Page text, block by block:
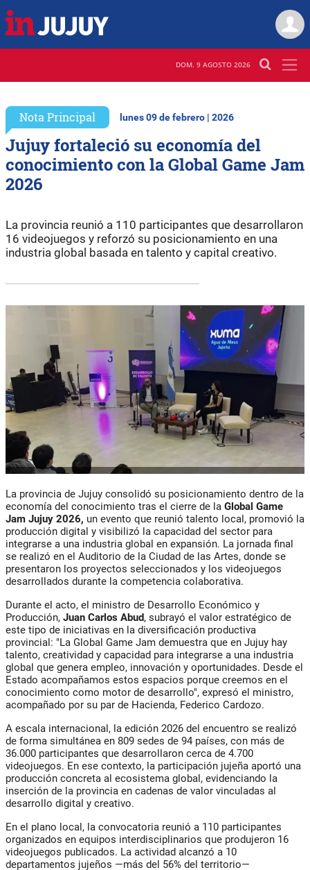
DOM. 9 AGOSTO 2026
Nota Principal lunes 09 de febrero | 2026
Jujuy fortaleció su economía del
conocimiento con la Global Game Jam
2026
La provincia reunió a 110 participantes que desarrollaron
16 videojuegos y reforzó su posicionamiento en una
industria global basada en talento y capital creativo.
La provincia de Jujuy consolidó su posicionamiento dentro de la
economía del conocimiento tras el cierre de la Global Game
Jam Jujuy 2026, un evento que reunió talento local, promovió la
producción digital y visibilizó la capacidad del sector para
integrarse a una industria global en expansión. La jornada final
se realizó en el Auditorio de la Ciudad de las Artes, donde se
presentaron los proyectos seleccionados y los videojuegos
desarrollados durante la competencia colaborativa.
Durante el acto, el ministro de Desarrollo Económico y
Producción, Juan Carlos Abud, subrayó el valor estratégico de
este tipo de iniciativas en la diversificación productiva
provincial: "La Global Game Jam demuestra que en Jujuy hay
talento, creatividad y capacidad para integrarse a una industria
global que genera empleo, innovación y oportunidades. Desde el
Estado acompañamos estos espacios porque creemos en el
conocimiento como motor de desarrollo", expresó el ministro,
acompañado por su par de Hacienda, Federico Cardozo.
A escala internacional, la edición 2026 del encuentro se realizó
de forma simultánea en 809 sedes de 94 países, con más de
36.000 participantes que desarrollaron cerca de 4.700
videojuegos. En ese contexto, la participación jujeña aportó una
producción concreta al ecosistema global, evidenciando la
inserción de la provincia en cadenas de valor vinculadas al
desarrollo digital y creativo.
En el plano local, la convocatoria reunió a 110 participantes
organizados en equipos interdisciplinarios que produjeron 16
videojuegos publicados. La actividad alcanzó a 10
departamentos jujeños —más del 56% del territorio—